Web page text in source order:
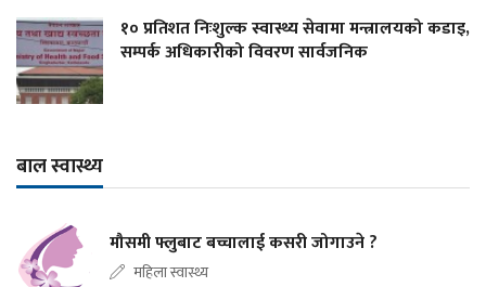
१० प्रतिशत निःशुल्क स्वास्थ्य सेवामा मन्त्रालयको कडाइ,
सम्पर्क अधिकारीको विवरण सार्वजनिक
बाल स्वास्थ्य
मौसमी फ्लुबाट बच्चालाई कसरी जोगाउने ?
महिला स्वास्थ्य